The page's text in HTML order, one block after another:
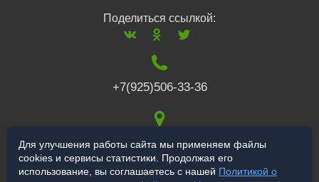
Поделиться ссылкой:
+7(925)506-33-36
117519,г. Москва,
Варшавское ш., 132
Для улучшения работы сайта мы применяем файлы
cookies и сервисы статистики. Продолжая его
использование, вы соглашаетесь с нашей Политикой о